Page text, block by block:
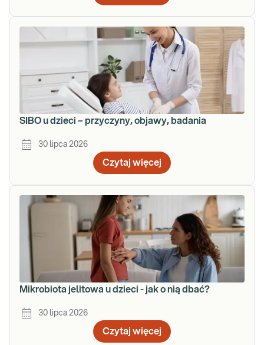
SIBO u dzieci – przyczyny, objawy, badania
30 lipca 2026
Czytaj więcej
Mikrobiota jelitowa u dzieci - jak o nią dbać?
30 lipca 2026
Czytaj więcej